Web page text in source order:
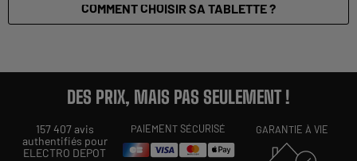
COMMENT CHOISIR SA TABLETTE ?
DES PRIX, MAIS PAS SEULEMENT !
157 407 avis
authentifiés pour
ELECTRO DEPOT
PAIEMENT SÉCURISÉ GARANTIE À VIE